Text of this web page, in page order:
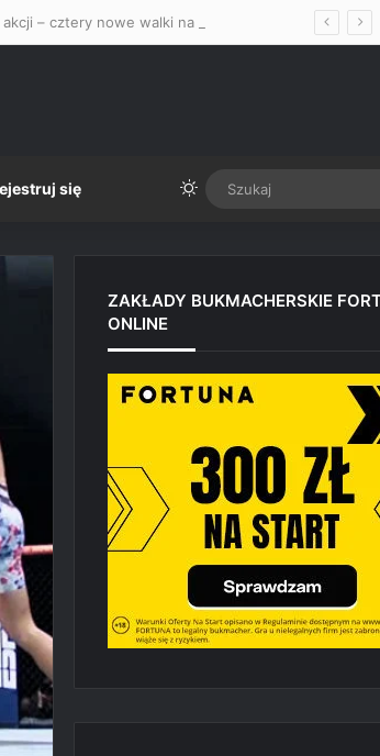
– cztery nowe walki na UFC 331
się Switch skin
ZAKŁADY BUKMACHERSKIE
ONLINE